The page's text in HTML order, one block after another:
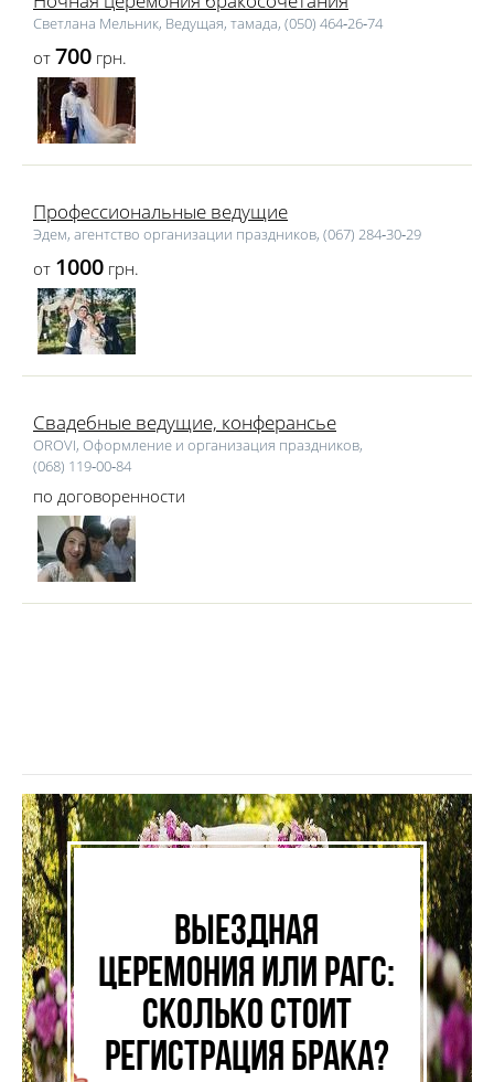
Светлана Мельник, Ведущая, тамада, (050) 464‑26‑74
от 700 грн.
Профессиональные ведущие
Эдем, агентство организации праздников, (067) 284‑30‑29
от 1000 грн.
Свадебные ведущие, конферансье
OROVI, Оформление и организация праздников,
(068) 119‑00‑84
по договоренности
Выездная
церемония или РАГС:
сколько стоит
регистрация брака?